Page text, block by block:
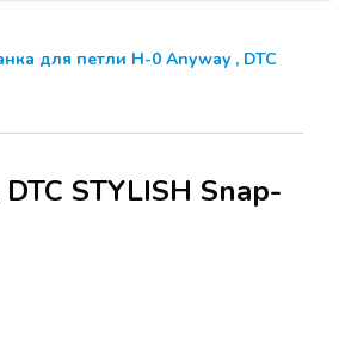
для петли Н-0 Anyway , DTC
STYLISH Snap-